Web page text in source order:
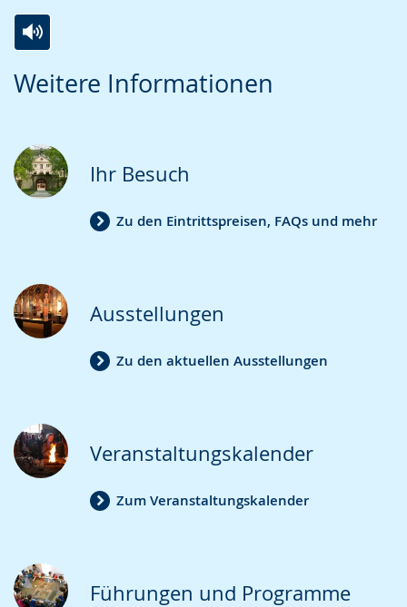
Weitere Informationen
Leichten
wechseln.
Audio-
Video
Deutscher
Gebärdensprache
wird
Ihr Besuch
Zu den Eintrittspreisen, FAQs und mehr
Ausstellungen
Zu den aktuellen Ausstellungen
Veranstaltungskalender
Zum Veranstaltungskalender
Führungen und Programme